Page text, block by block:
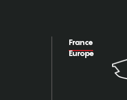
France
Europe